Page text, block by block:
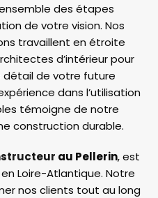
des étapes
de votre vision. Nos
travaillent en étroite
d’intérieur pour
détail de votre future
dans l’utilisation
témoigne de notre
construction durable.
au Pellerin, est
Loire-Atlantique. Notre
nos clients tout au long